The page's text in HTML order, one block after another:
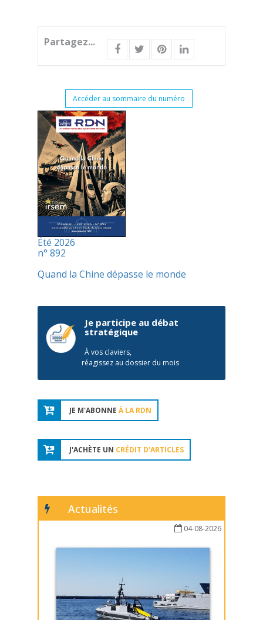
Partagez...
Accéder au sommaire du numéro
Été 2026
n° 892
Quand la Chine dépasse le monde
Je participe au débat
stratégique
À vos claviers,
réagissez au dossier du mois
JE M'ABONNE À LA RDN
J'ACHÈTE UN CRÉDIT D'ARTICLES
Actualités
04-08-2026